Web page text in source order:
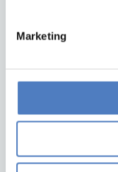
Marketing
ZSI - Zentrum für
Linke Wienzeile